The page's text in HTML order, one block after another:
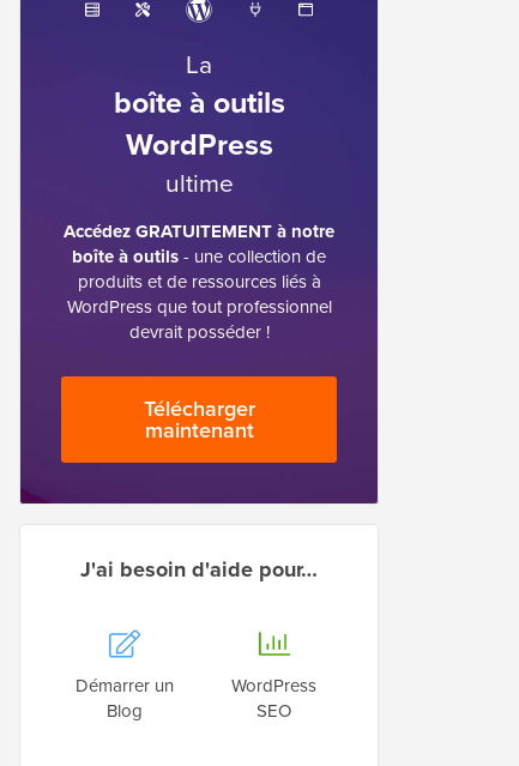
La
boîte à outils
WordPress
ultime
Accédez GRATUITEMENT à notre
boîte à outils- une collection de
produits et de ressources liés à
WordPress que tout professionnel
devrait posséder !
Télécharger
maintenant
J'ai besoin d'aide pour…
Démarrer un
Blog
WordPress
SEO